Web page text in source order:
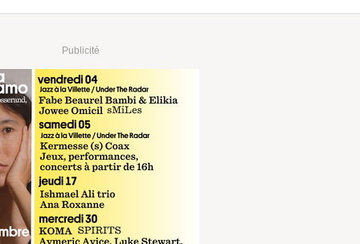
RÉSERVER sur fnac.com
RÉSERVER sur digitick.com
Publicité